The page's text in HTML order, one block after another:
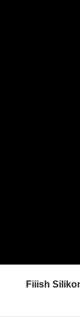
Fiiish